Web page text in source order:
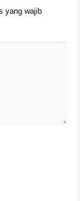
yang wajib